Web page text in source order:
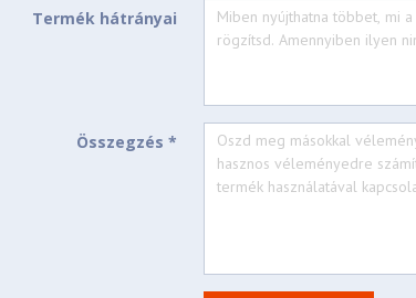
Termék hátrányai
Összegzés *